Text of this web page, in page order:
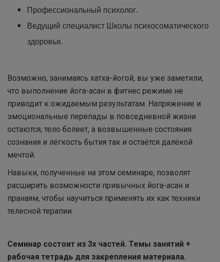
Профессиональный психолог.
Ведущий специалист Школы психосоматического
здоровья.
Возможно, занимаясь хатха-йогой, вы уже заметили,
что выполнение йога-асан в фитнес режиме не
приводит к ожидаемым результатам. Напряжение и
эмоциональные перепады в повседневной жизни
остаются, тело болеет, а возвышенные состояния
сознания и лёгкость бытия так и остаётся далёкой
мечтой.
Навыки, полученные на этом семинаре, позволят
расширить возможности привычных йога-асан и
пранаям, чтобы научиться применять их как техники
телесной терапии.
Семинар состоит из 3х частей. Темы занятий +
рабочая тетрадь для закрепления материала.